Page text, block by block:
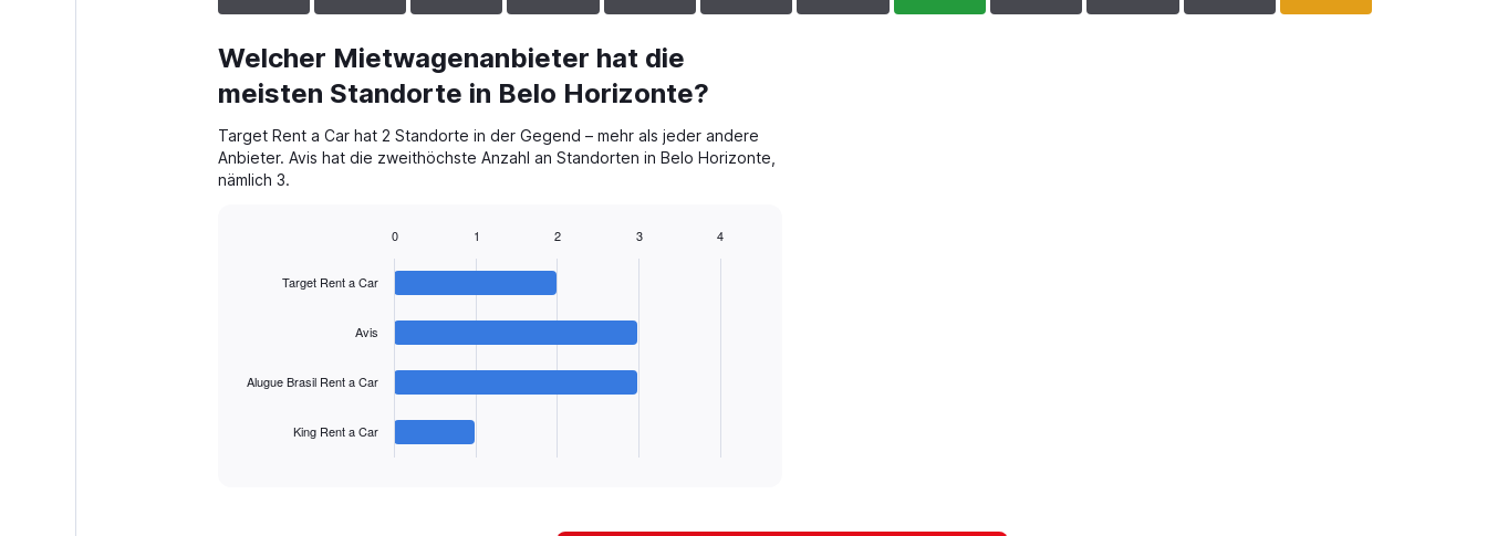
Welcher Mietwagenanbieter hat die
meisten Standorte in Belo Horizonte?
Target Rent a Car hat 2 Standorte in der Gegend – mehr als jeder andere
Anbieter. Avis hat die zweithöchste Anzahl an Standorten in Belo Horizonte,
nämlich 3.
chart
Target Rent a Car
Avis
Alugue Brasil Rent a Car
King Rent a Car
0 1 2 3 4